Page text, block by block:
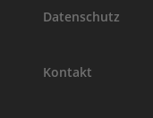
Datenschutz
Kontakt